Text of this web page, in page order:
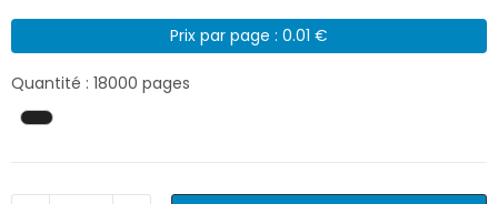
Prix par page : 0.01 €
Quantité : 18000 pages